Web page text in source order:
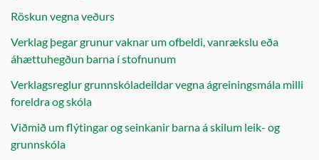
Röskun vegna veðurs
Verklag þegar grunur vaknar um ofbeldi, vanrækslu eða
áhættuhegðun barna í stofnunum
Verklagsreglur grunnskóladeildar vegna ágreiningsmála milli
foreldra og skóla
Viðmið um flýtingar og seinkanir barna á skilum leik- og
grunnskóla